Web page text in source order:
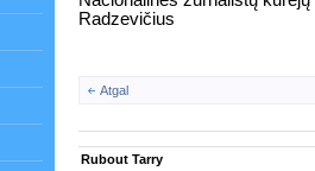
Radzevičius
Atgal
Rubout Tarry